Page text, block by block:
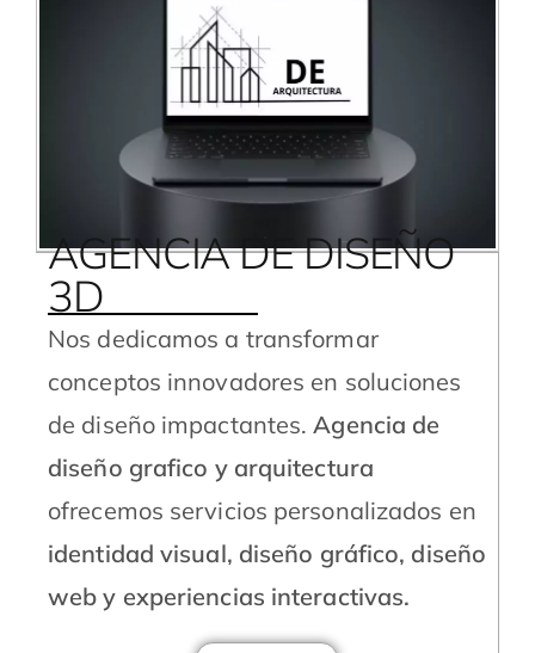
AGENCIA DE DISEÑO
3D
Nos dedicamos a transformar
conceptos innovadores en soluciones
de diseño impactantes.Agencia de
diseño grafico y arquitectura
ofrecemos servicios personalizados en
identidad visual, diseño gráfico, diseño
web y experiencias interactivas.